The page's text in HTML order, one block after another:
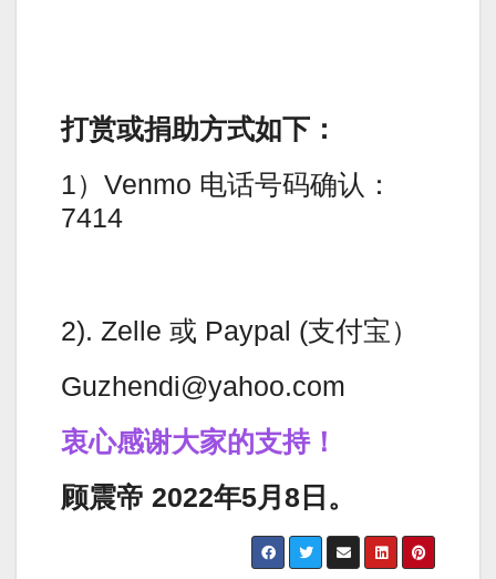
打赏或捐助方式如下：
1）Venmo 电话号码确认：
7414
2). Zelle 或 Paypal (支付宝）
Guzhendi@yahoo.com
衷心感谢大家的支持！
顾震帝 2022年5月8日。